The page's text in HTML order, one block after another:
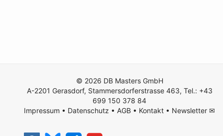
© 2026 DB Masters GmbH
A-2201 Gerasdorf, Stammersdorferstrasse 463, Tel.: +43
699 150 378 84
Impressum • Datenschutz • AGB • Kontakt • Newsletter ✉